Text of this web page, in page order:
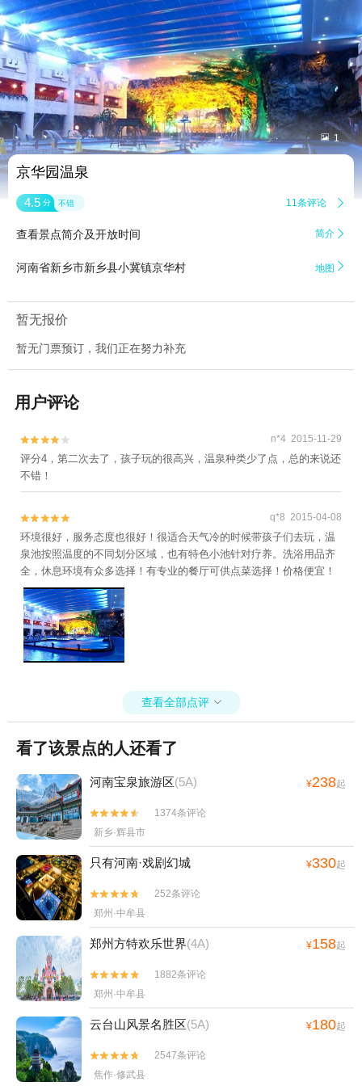
 1
京华园温泉
4.5 分 不错 11条评论 
查看景点简介及开放时间 简介 
河南省新乡市新乡县小冀镇京华村 地图 
暂无报价
暂无门票预订，我们正在努力补充
用户评论

 n*4 2015-11-29
评分4，第二次去了，孩子玩的很高兴，温泉种类少了点，总的来说还
不错！

 q*8 2015-04-08
环境很好，服务态度也很好！很适合天气冷的时候带孩子们去玩，温
泉池按照温度的不同划分区域，也有特色小池针对疗养。洗浴用品齐
全，休息环境有众多选择！有专业的餐厅可供点菜选择！价格便宜！
查看全部点评 
看了该景点的人还看了
河南宝泉旅游区(5A) ¥238起


1374条评论
新乡·辉县市
只有河南·戏剧幻城 ¥330起


252条评论
郑州·中牟县
郑州方特欢乐世界(4A) ¥158起


1882条评论
郑州·中牟县
云台山风景名胜区(5A) ¥180起


2547条评论
焦作·修武县
